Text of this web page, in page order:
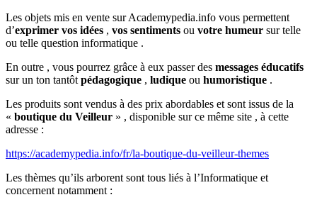
Les objets mis en vente sur Academypedia.info vous permettent
d’exprimer vos idées , vos sentiments ou votre humeur sur telle
ou telle question informatique .
En outre , vous pourrez grâce à eux passer des messages éducatifs
sur un ton tantôt pédagogique , ludique ou humoristique .
Les produits sont vendus à des prix abordables et sont issus de la
« boutique du Veilleur » , disponible sur ce même site , à cette
adresse :
https://academypedia.info/fr/la-boutique-du-veilleur-themes
Les thèmes qu’ils arborent sont tous liés à l’Informatique et
concernent notamment :